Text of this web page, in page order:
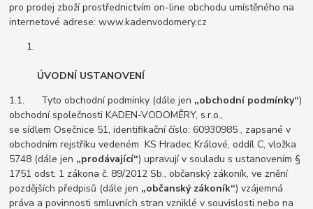
pro prodej zboží prostřednictvím on-line obchodu umístěného na
internetové adrese: www.kadenvodomery.cz
ÚVODNÍ USTANOVENÍ
1.1. Tyto obchodní podmínky (dále jen „obchodní podmínky“)
obchodní společnosti KADEN-VODOMĚRY, s.r.o.,
se sídlem Osečnice 51, identifikační číslo: 60930985 , zapsané v
obchodním rejstříku vedeném KS Hradec Králové, oddíl C, vložka
5748 (dále jen „prodávající“) upravují v souladu s ustanovením §
1751 odst. 1 zákona č. 89/2012 Sb., občanský zákoník, ve znění
pozdějších předpisů (dále jen „občanský zákoník“) vzájemná
práva a povinnosti smluvních stran vzniklé v souvislosti nebo na